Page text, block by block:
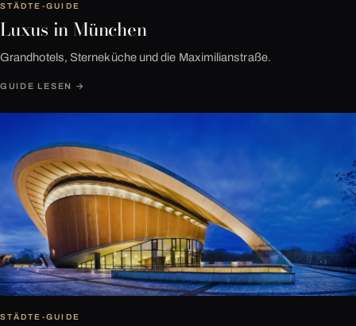
STÄDTE-GUIDE
Luxus in München
Grandhotels, Sterneküche und die Maximilianstraße.
GUIDE LESEN →
STÄDTE-GUIDE